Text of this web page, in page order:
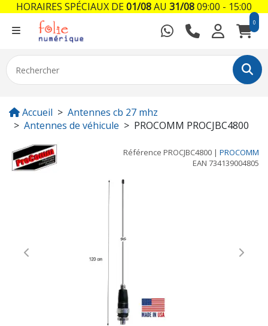
0
Accueil
Antennes cb 27 mhz
Antennes de véhicule
PROCOMM PROCJBC4800
Référence PROCJBC4800 | PROCOMM
EAN 734139004805
Previous Next
HORAIRES SPÉCIAUX DE01/08AU 31/0809:00 - 15:00